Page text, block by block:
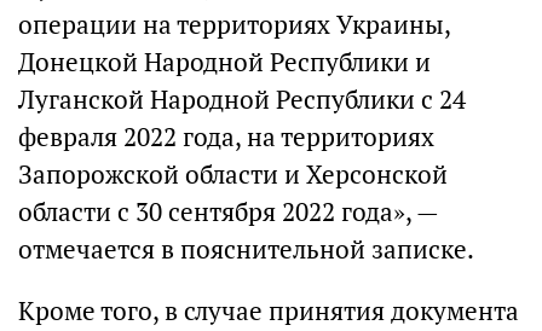
операции на территориях Украины,
Донецкой Народной Республики и
Луганской Народной Республики с 24
февраля 2022 года, на территориях
Запорожской области и Херсонской
области с 30 сентября 2022 года», —
отмечается в пояснительной записке.
Кроме того, в случае принятия документа